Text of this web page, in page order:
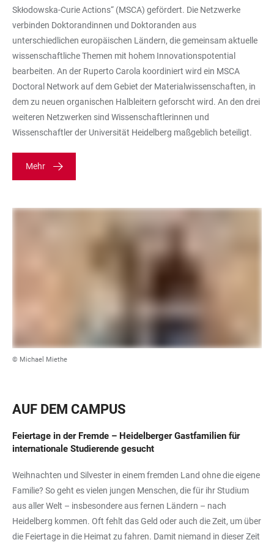
Skłodowska-Curie Actions“ (MSCA) gefördert. Die Netzwerke
verbinden Doktorandinnen und Doktoranden aus
unterschiedlichen europäischen Ländern, die gemeinsam aktuelle
wissenschaftliche Themen mit hohem Innovationspotential
bearbeiten. An der Ruperto Carola koordiniert wird ein MSCA
Doctoral Network auf dem Gebiet der Materialwissenschaften, in
dem zu neuen organischen Halbleitern geforscht wird. An den drei
weiteren Netzwerken sind Wissenschaftlerinnen und
Wissenschaftler der Universität Heidelberg maßgeblich beteiligt.
Mehr
© Michael Miethe
AUF DEM CAMPUS
Feiertage in der Fremde – Heidelberger Gastfamilien für
internationale Studierende gesucht
Weihnachten und Silvester in einem fremden Land ohne die eigene
Familie? So geht es vielen jungen Menschen, die für ihr Studium
aus aller Welt – insbesondere aus fernen Ländern – nach
Heidelberg kommen. Oft fehlt das Geld oder auch die Zeit, um über
die Feiertage in die Heimat zu fahren. Damit niemand in dieser Zeit